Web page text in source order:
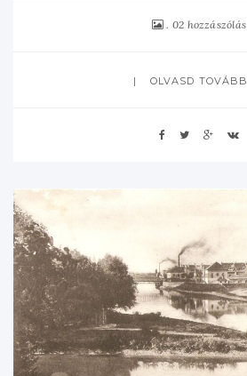
02 hozzászólás
OLVASD TOVÁBB